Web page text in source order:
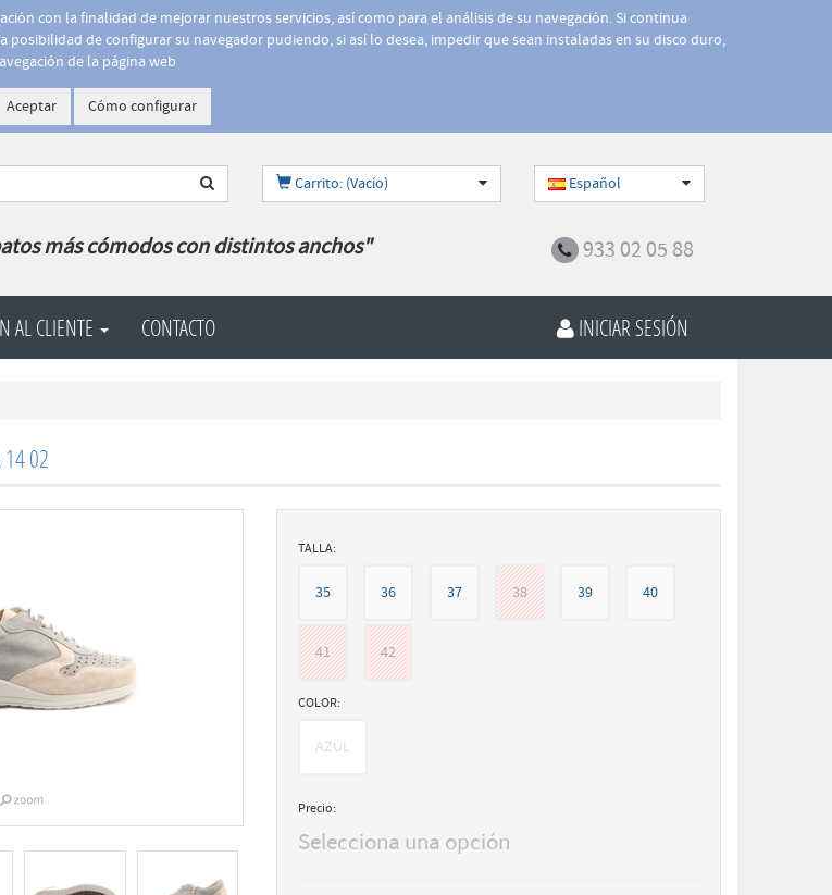
con la finalidad de mejorar nuestros servicios, así como para el análisis de su navegación. Si continua
de configurar su navegador pudiendo, si así lo desea, impedir que sean instaladas en su disco duro,
de la página web
Aceptar Cómo configurar
Carrito: (Vacío) Español
más cómodos con distintos anchos" 933 02 05 88
AL CLIENTE CONTACTO INICIAR SESIÓN
14 02
TALLA:
35 36 37 38 39 40
41 42
COLOR:
AZUL
Precio:
Selecciona una opción